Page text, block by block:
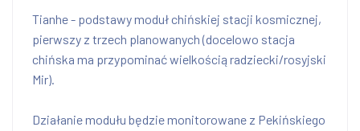
Tianhe - podstawy moduł chińskiej stacji kosmicznej,
pierwszy z trzech planowanych (docelowo stacja
chińska ma przypominać wielkością radziecki/rosyjski
Mir).
Działanie modułu będzie monitorowane z Pekińskiego